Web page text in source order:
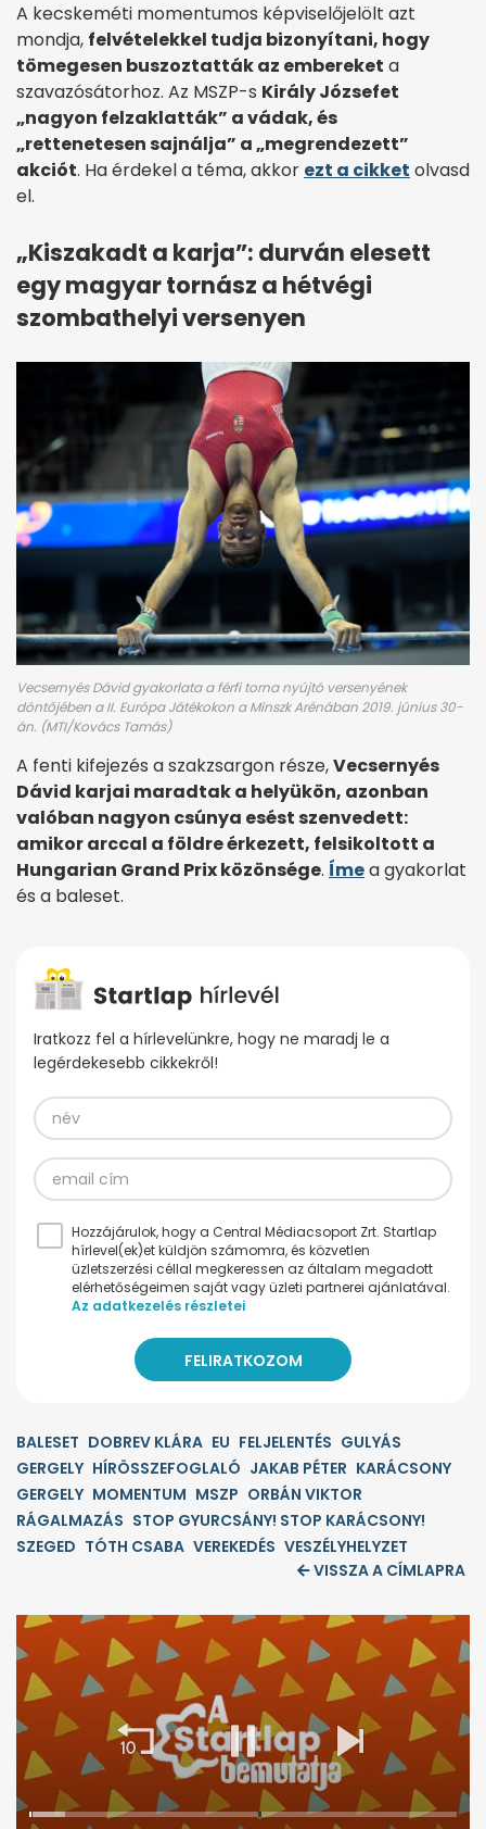
A kecskeméti momentumos képviselőjelölt azt
mondja, felvételekkel tudja bizonyítani, hogy
tömegesen buszoztatták az embereket a
szavazósátorhoz. Az MSZP-s Király Józsefet
„nagyon felzaklatták” a vádak, és
„rettenetesen sajnálja” a „megrendezett”
akciót. Ha érdekel a téma, akkor ezt a cikket olvasd
el.
„Kiszakadt a karja”: durván elesett
egy magyar tornász a hétvégi
szombathelyi versenyen
Vecsernyés Dávid gyakorlata a férfi torna nyújtó versenyének
döntőjében a II. Európa Játékokon a Minszk Arénában 2019. június 30-
án. (MTI/Kovács Tamás)
A fenti kifejezés a szakzsargon része,Vecsernyés
Dávid karjai maradtak a helyükön, azonban
valóban nagyon csúnya esést szenvedett:
amikor arccal a földre érkezett, felsikoltott a
Hungarian Grand Prix közönsége. Ímea gyakorlat
és a baleset.
Iratkozz fel a hírlevelünkre, hogy ne maradj le a
legérdekesebb cikkekről!
Hozzájárulok, hogy a Central Médiacsoport Zrt. Startlap
hírlevel(ek)et küldjön számomra, és közvetlen
üzletszerzési céllal megkeressen az általam megadott
elérhetőségeimen saját vagy üzleti partnerei ajánlatával.
Az adatkezelés részletei
BALESET DOBREV KLÁRA EU FELJELENTÉS GULYÁS
GERGELY HÍRÖSSZEFOGLALÓ JAKAB PÉTER KARÁCSONY
GERGELY MOMENTUM MSZP ORBÁN VIKTOR
RÁGALMAZÁS STOP GYURCSÁNY! STOP KARÁCSONY!
SZEGED TÓTH CSABA VEREKEDÉS VESZÉLYHELYZET
VISSZA A CÍMLAPRA